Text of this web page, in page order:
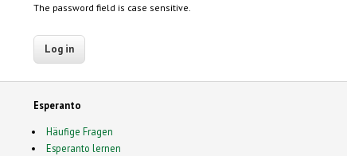
The password field is case sensitive.
Esperanto
Häufige Fragen
Esperanto lernen